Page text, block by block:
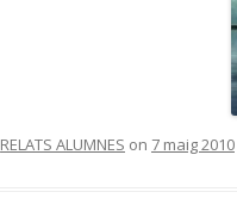
RELATS ALUMNES on 7 maig 2010